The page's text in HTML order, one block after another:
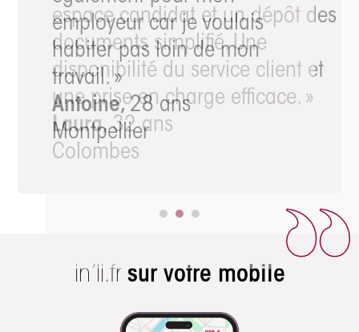
employeur car je voulais
habiter pas loin de mon
travail. »
Antoine,28 ans
Montpellier
in’li.frsur votre mobile